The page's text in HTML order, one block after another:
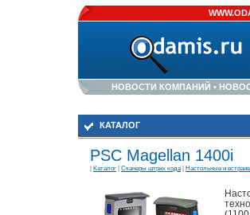
НОВОСТИ КОМПАНИЙ •
КАТАЛОГ
PSC Magellan 1400i
Каталог Сканеры штрих кода| Настольные и